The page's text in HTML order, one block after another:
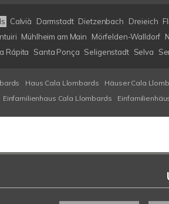
Calvià Darmstadt Dietzenbach Dreieich
Mühlheim am Main Mörfelden-Walldorf
Rápita Santa Ponça Seligenstadt Selva
Haus Cala Llombards Häuser Cala
Einfamilienhaus Cala Llombards